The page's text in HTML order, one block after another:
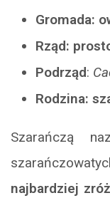
Gromada:
Rząd:
Podrząd:
Rodzina:
Szarańczą
najbardziej